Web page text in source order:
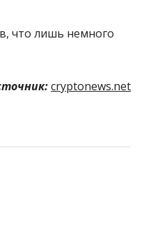
что лишь немного
cryptonews.net